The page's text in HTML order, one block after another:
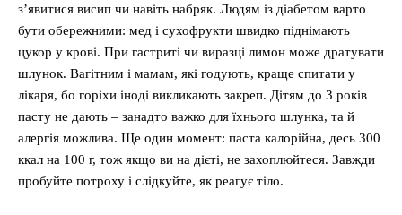
з’явитися висип чи навіть набряк. Людям із діабетом варто
бути обережними: мед і сухофрукти швидко піднімають
цукор у крові. При гастриті чи виразці лимон може дратувати
шлунок. Вагітним і мамам, які годують, краще спитати у
лікаря, бо горіхи іноді викликають закреп. Дітям до 3 років
пасту не дають – занадто важко для їхнього шлунка, та й
алергія можлива. Ще один момент: паста калорійна, десь 300
ккал на 100 г, тож якщо ви на дієті, не захоплюйтеся. Завжди
пробуйте потроху і слідкуйте, як реагує тіло.